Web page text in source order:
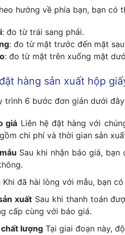
hướng về phía bạn, bạn có
: đo từ trái sang phải.
: đo từ mặt trước đến mặt
: đo từ mặt trên xuống mặt
hàng sản xuất hộp
trình 6 bước đơn giản dưới
giá Liên hệ đặt hàng với
chi phí và thời gian sản
Sau khi nhận báo giá,
Khi đã hài lòng với mẫu, bạn
xuấtSau khi thanh toán
cấp cùng với báo giá.
lượng Tại giai đoạn này,